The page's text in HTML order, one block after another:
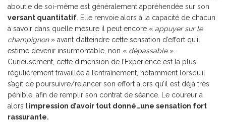
aboutie de soi-même est généralement appréhendée sur son
versant quantitatif . Elle renvoie alors à la capacité de chacun
à savoir dans quelle mesure il peut encore « appuyer sur le
champignon» avant d’atteindre cette sensation d’effort qu’il
estime devenir insurmontable, non « dépassable ».
Curieusement, cette dimension de l’Expérience est la plus
régulièrement travaillée à l’entraînement, notamment lorsqu’il
s’agit de poursuivre/relancer son effort alors qu’il est déjà très
pénible, afin de remplir son contrat de séance. Le coureur a
alors l’impression d’avoir tout donné…une sensation fort
rassurante.